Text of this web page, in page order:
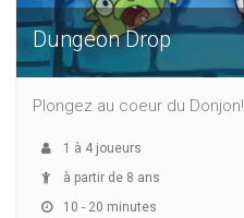
Dungeon Drop
Plongez au coeur du Donjon!
1 à 4 joueurs
à partir de 8 ans
10 - 20 minutes